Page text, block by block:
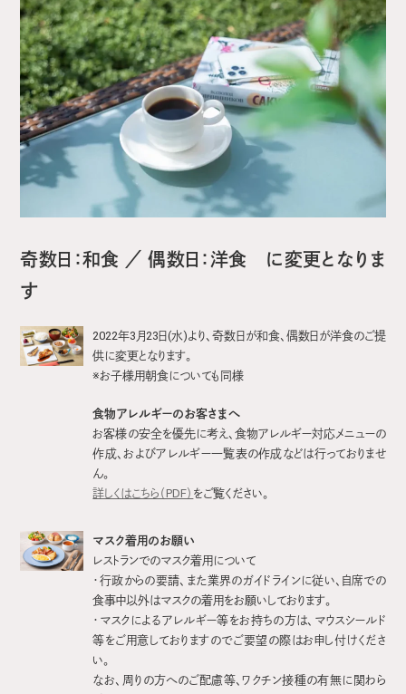
奇数日：和食 ／ 偶数日：洋食 に変更となりま
す
2022年3月23日(水)より、奇数日が和食、偶数日が洋食のご提
供に変更となります。
※お子様用朝食についても同様
食物アレルギーのお客さまへ
お客様の安全を優先に考え、食物アレルギー対応メニューの
作成、およびアレルギー一覧表の作成などは行っておりませ
ん。
詳しくはこちら（PDF） をご覧ください。
マスク着用のお願い
レストランでのマスク着用について
・行政からの要請、また業界のガイドラインに従い、自席での
食事中以外はマスクの着用をお願いしております。
・マスクによるアレルギー等をお持ちの方は、マウスシールド
等をご用意しておりますのでご要望の際はお申し付けくださ
い。
なお、周りの方へのご配慮等、ワクチン接種の有無に関わら